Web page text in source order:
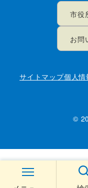
市役
お問
サイトマップ個人情
©